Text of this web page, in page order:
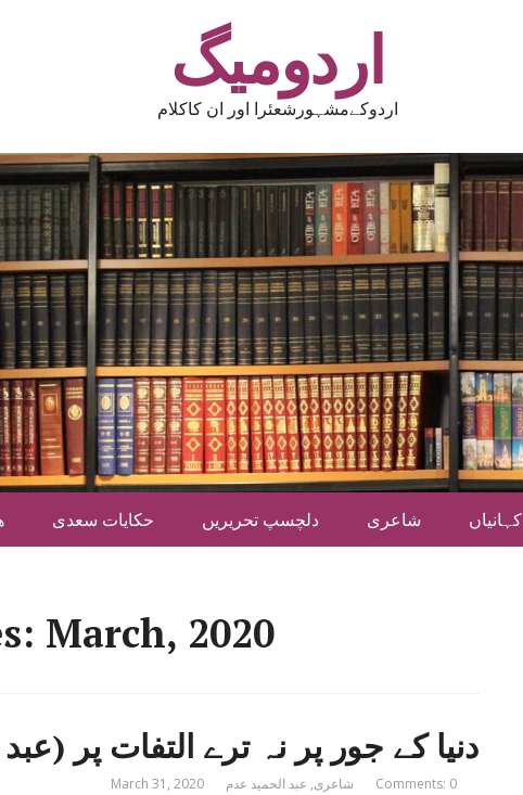
اردومیگ
اردوکےمشہورشعئرا اور ان کاکلام
حکایات سعدی دلچسپ تحریریں شاعری کہانیاں
March, 2020
دنیا کے جور پر نہ ترے التفات پر
March 31, 2020 شاعری, عبد الحمید عدم Comments: 0